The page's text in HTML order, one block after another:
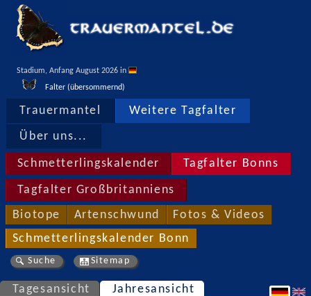
Stadium, Anfang August 2026 in
Falter (übersommernd)
Trauermantel Weitere Tagfalter
Über uns...
Schmetterlingskalender Tagfalter Bonns
Tagfalter Großbritanniens
Biotope Artenschwund Fotos & Videos
Schmetterlingskalender Bonn
Suche Sitemap
Tagesansicht Jahresansicht